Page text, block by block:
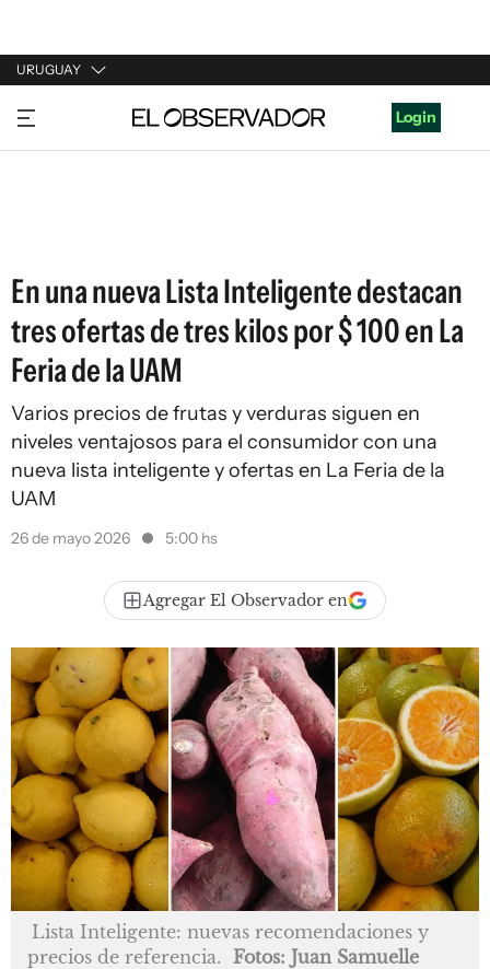
URUGUAY
URUGUAY
ARGENTINA
Login
En una nueva Lista Inteligente destacan
tres ofertas de tres kilos por $ 100 en La
Feria de la UAM
Varios precios de frutas y verduras siguen en
niveles ventajosos para el consumidor con una
nueva lista inteligente y ofertas en La Feria de la
UAM
26 de mayo 2026 5:00 hs
Agregar El Observador en
Lista Inteligente: nuevas recomendaciones y
precios de referencia.
Fotos: Juan Samuelle